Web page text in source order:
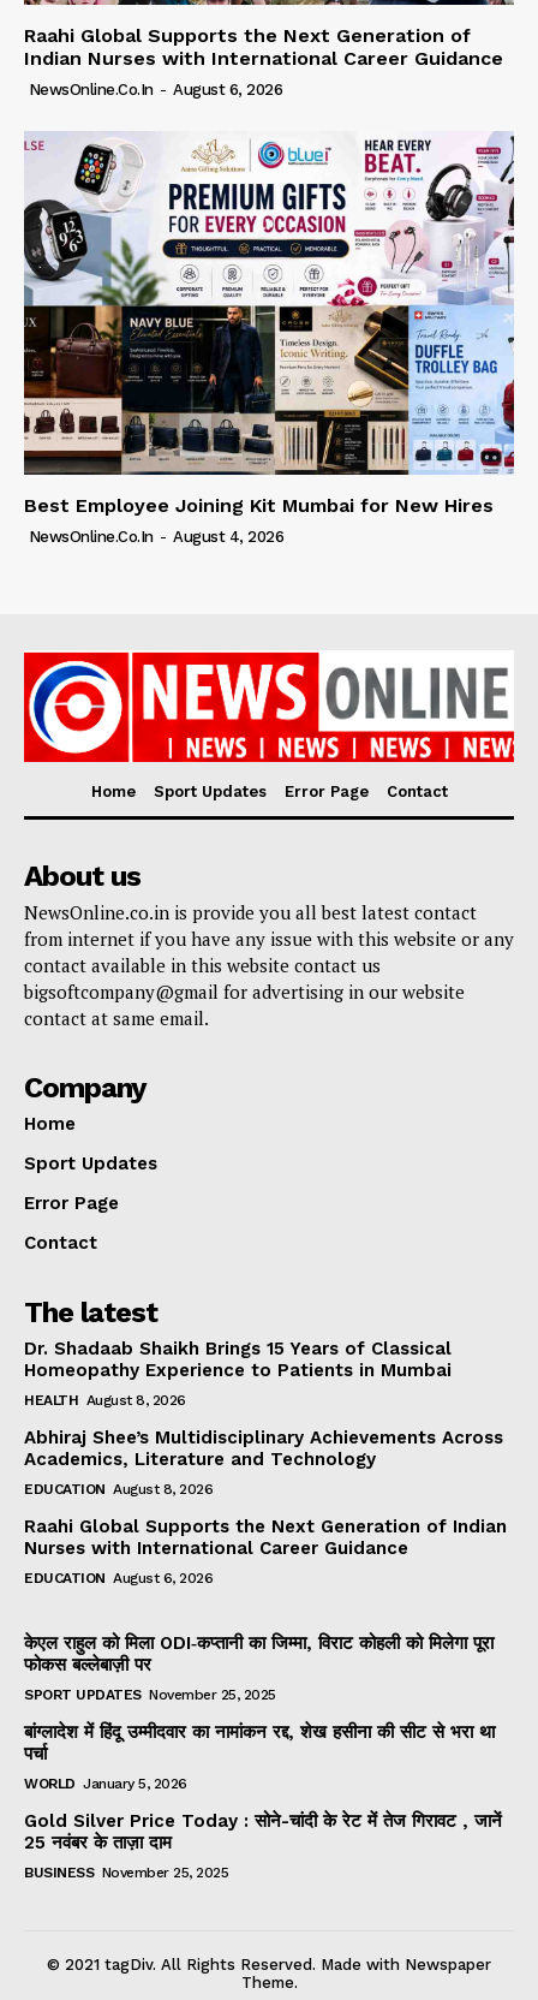
Raahi Global Supports the Next Generation of
Indian Nurses with International Career Guidance
NewsOnline.co.in - August 6, 2026
Best Employee Joining Kit Mumbai for New Hires
NewsOnline.co.in - August 4, 2026
Home Sport Updates Error Page Contact
About us
NewsOnline.co.in is provide you all best latest contact
from internet if you have any issue with this website or any
contact available in this website contact us
bigsoftcompany@gmail for advertising in our website
contact at same email.
Company
Home
Sport Updates
Error Page
Contact
The latest
Dr. Shadaab Shaikh Brings 15 Years of Classical
Homeopathy Experience to Patients in Mumbai
HEALTH August 8, 2026
Abhiraj Shee’s Multidisciplinary Achievements Across
Academics, Literature and Technology
EDUCATION August 8, 2026
Raahi Global Supports the Next Generation of Indian
Nurses with International Career Guidance
EDUCATION August 6, 2026
केएल राहुल को मिला ODI‑कप्तानी का जिम्मा, विराट कोहली को मिलेगा पूरा
फोकस बल्लेबाज़ी पर
SPORT UPDATES November 25, 2025
बांग्लादेश में हिंदू उम्मीदवार का नामांकन रद्द, शेख हसीना की सीट से भरा था
पर्चा
WORLD January 5, 2026
Gold Silver Price Today : सोने-चांदी के रेट में तेज गिरावट , जानें
25 नवंबर के ताज़ा दाम
BUSINESS November 25, 2025
© 2021 tagDiv. All Rights Reserved. Made with Newspaper
Theme.